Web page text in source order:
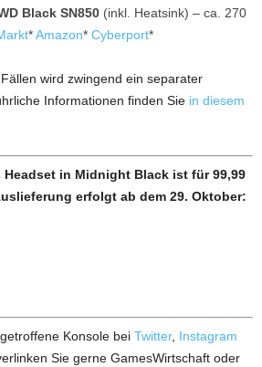
Black SN850 (inkl. Heatsink) – ca. 270
*Amazon* Cyberport*
wird zwingend ein separater
Informationen finden Sie in diesem
Headset in Midnight Black ist für 99,99
erfolgt ab dem 29. Oktober:
Konsole bei Twitter, Instagram
Sie gerne GamesWirtschaft oder